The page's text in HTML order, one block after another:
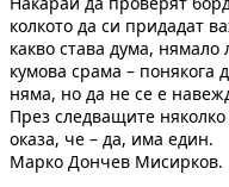
колкото да си придадат
какво става дума, нямало
кумова срама – понякога
няма, но да не се е
През следващите
оказа, че – да, има един.
Марко Дончев Мисирков.